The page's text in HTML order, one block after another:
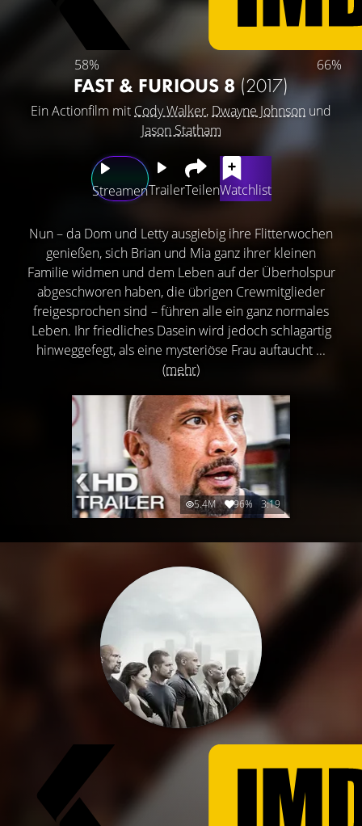
58% 66%
FAST & FURIOUS 8(2017)
Ein Actionfilm mit Cody Walker, Dwayne Johnson und
Jason Statham
StreamenTrailerTeilenWatchlist
Nun – da Dom und Letty ausgiebig ihre Flitterwochen
genießen, sich Brian und Mia ganz ihrer kleinen
Familie widmen und dem Leben auf der Überholspur
abgeschworen haben, die übrigen Crewmitglieder
freigesprochen sind – führen alle ein ganz normales
Leben. Ihr friedliches Dasein wird jedoch schlagartig
hinweggefegt, als eine mysteriöse Frau auftaucht ...
(mehr)
5.4M 96% 3:19